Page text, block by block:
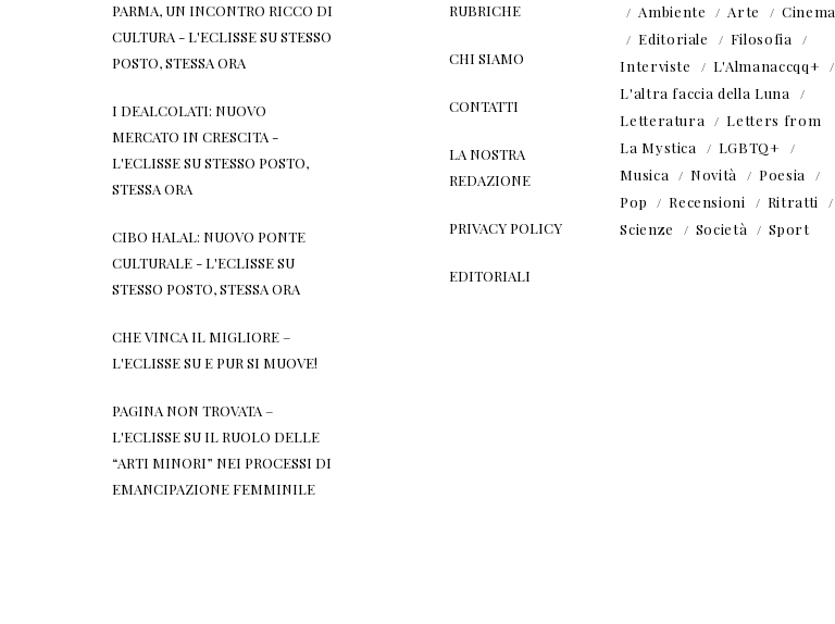
PARMA, UN INCONTRO RICCO DI
CULTURA - L'ECLISSESUSTESSO
POSTO, STESSA ORA
I DEALCOLATI: NUOVO
MERCATO IN CRESCITA -
L'ECLISSESUSTESSO POSTO,
STESSA ORA
CIBO HALAL: NUOVO PONTE
CULTURALE - L'ECLISSESU
STESSO POSTO, STESSA ORA
CHE VINCA IL MIGLIORE –
L'ECLISSESU E PUR SI MUOVE!
PAGINA NON TROVATA –
L'ECLISSESU IL RUOLO DELLE
“ARTI MINORI” NEI PROCESSI DI
EMANCIPAZIONE FEMMINILE
RUBRICHE
CHI SIAMO
CONTATTI
LA NOSTRA
REDAZIONE
PRIVACY POLICY
EDITORIALI
Ambiente
Arte
Cinema
Editoriale
Filosofia
Interviste
L'Almanaccqq+
L'altra faccia della Luna
Letteratura
Letters from
La Mystica
LGBTQ+
Musica
Novità
Poesia
Pop
Recensioni
Ritratti
Scienze
Società Sport